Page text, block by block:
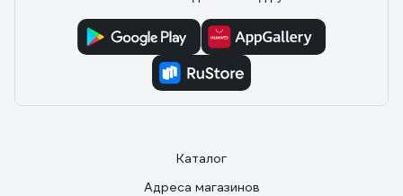
Каталог
Адреса магазинов